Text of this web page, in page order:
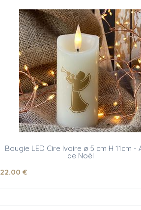
Bougie LED Cire Ivoire ø 5 cm H 11cm -
de Noël
22.00 €